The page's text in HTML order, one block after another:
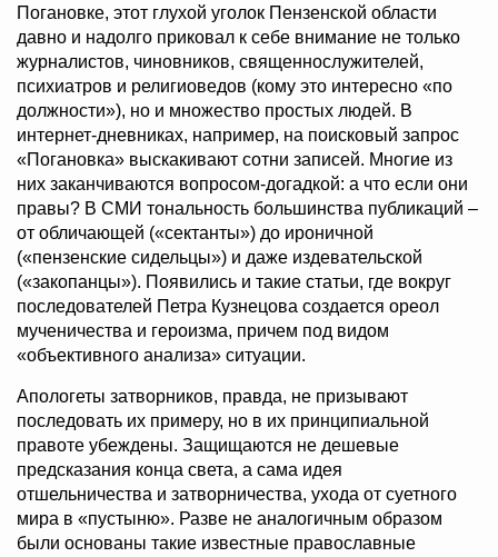
Погановке, этот глухой уголок Пензенской области
давно и надолго приковал к себе внимание не только
журналистов, чиновников, священнослужителей,
психиатров и религиоведов (кому это интересно «по
должности»), но и множество простых людей. В
интернет-дневниках, например, на поисковый запрос
«Погановка» выскакивают сотни записей. Многие из
них заканчиваются вопросом-догадкой: а что если они
правы? В СМИ тональность большинства публикаций –
от обличающей («сектанты») до ироничной
(«пензенские сидельцы») и даже издевательской
(«закопанцы»). Появились и такие статьи, где вокруг
последователей Петра Кузнецова создается ореол
мученичества и героизма, причем под видом
«объективного анализа» ситуации.
Апологеты затворников, правда, не призывают
последовать их примеру, но в их принципиальной
правоте убеждены. Защищаются не дешевые
предсказания конца света, а сама идея
отшельничества и затворничества, ухода от суетного
мира в «пустыню». Разве не аналогичным образом
были основаны такие известные православные